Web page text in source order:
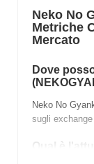
Neko No
Metriche
Mercato
Dove
Neko No
sugli
Qual è